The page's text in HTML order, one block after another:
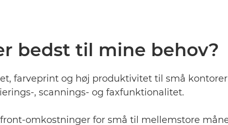
bedst til mine behov?
farveprint og høj produktivitet til små
, scannings- og faxfunktionalitet.
omkostninger for små til mellemstore